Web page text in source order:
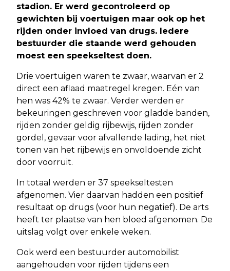
stadion. Er werd gecontroleerd op
gewichten bij voertuigen maar ook op het
rijden onder invloed van drugs. Iedere
bestuurder die staande werd gehouden
moest een speekseltest doen.
Drie voertuigen waren te zwaar, waarvan er 2
direct een aflaad maatregel kregen. Eén van
hen was 42% te zwaar. Verder werden er
bekeuringen geschreven voor gladde banden,
rijden zonder geldig rijbewijs, rijden zonder
gordel, gevaar voor afvallende lading, het niet
tonen van het rijbewijs en onvoldoende zicht
door voorruit.
In totaal werden er 37 speekseltesten
afgenomen. Vier daarvan hadden een positief
resultaat op drugs (voor hun negatief). De arts
heeft ter plaatse van hen bloed afgenomen. De
uitslag volgt over enkele weken.
Ook werd een bestuurder automobilist
aangehouden voor rijden tijdens een